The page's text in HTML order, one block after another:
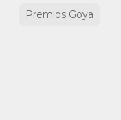
Premios Goya